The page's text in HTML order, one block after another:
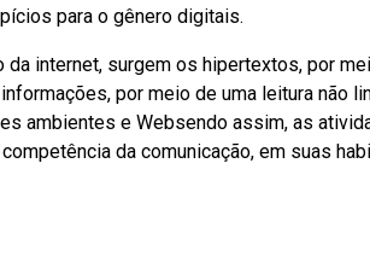
para o gênero digitais.
da internet, surgem os hipertextos, por
por meio de uma leitura não
ambientes e Websendo assim, as
da comunicação, em suas